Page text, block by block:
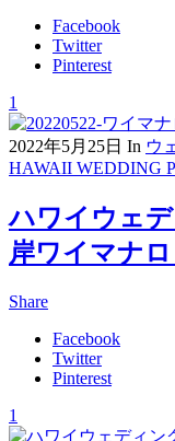
Facebook
Twitter
Pinterest
1
2022年5月25日 In ウ
HAWAII WEDDING
ハワイウェ
岸ワイマナ
Share
Facebook
Twitter
Pinterest
1